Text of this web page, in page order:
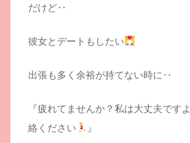
だけど‥
彼女とデートもしたい
出張も多く余裕が持てない時に‥
『疲れてませんか？私は大丈夫ですよ
絡ください
』